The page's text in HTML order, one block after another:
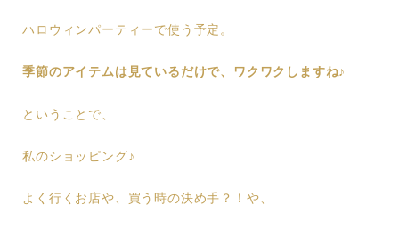
ハロウィンパーティーで使う予定。
季節のアイテムは見ているだけで、ワクワクしますね♪
ということで、
私のショッピング♪
よく行くお店や、買う時の決め手？！や、